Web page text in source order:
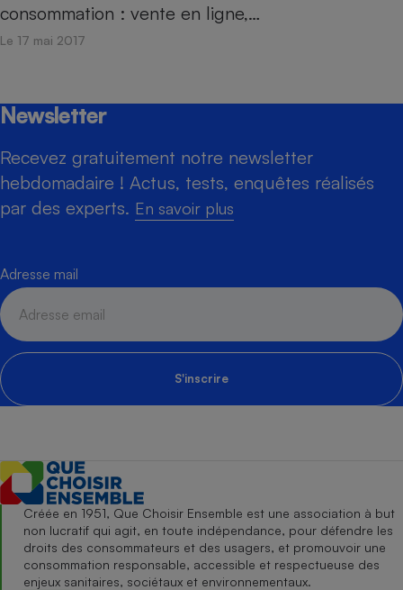
consommation : vente en ligne,…
Le 17 mai 2017
Newsletter
Recevez gratuitement notre newsletter
hebdomadaire ! Actus, tests, enquêtes réalisés
par des experts. En savoir plus
Adresse mail
S'inscrire
Créée en 1951, Que Choisir Ensemble est une association à but
non lucratif qui agit, en toute indépendance, pour défendre les
droits des consommateurs et des usagers, et promouvoir une
consommation responsable, accessible et respectueuse des
enjeux sanitaires, sociétaux et environnementaux.